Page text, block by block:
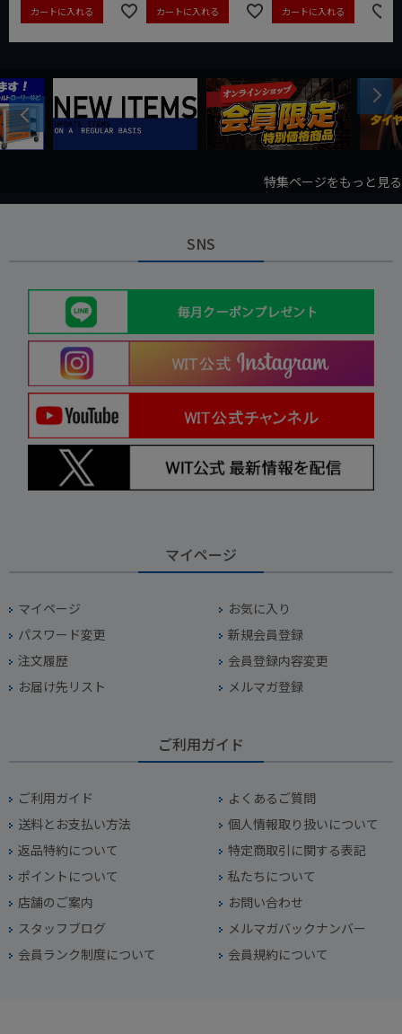
カートに入れる カートに入れる カートに入れる
Previous
Next
特集ページをもっと見る
SNS
マイページ
マイページ
お気に入り
パスワード変更
新規会員登録
注文履歴
会員登録内容変更
お届け先リスト
メルマガ登録
ご利用ガイド
ご利用ガイド
よくあるご質問
送料とお支払い方法
個人情報取り扱いについて
返品特約について
特定商取引に関する表記
ポイントについて
私たちについて
店舗のご案内
お問い合わせ
スタッフブログ
メルマガバックナンバー
会員ランク制度について
会員規約について